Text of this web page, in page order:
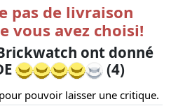
pas de livraison
vous avez choisi!
ont donné
(4)
pour pouvoir laisser une critique.